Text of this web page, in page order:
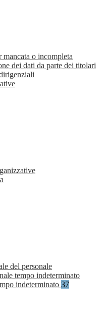
mancata o incompleta
dei dati da parte dei titolari
del personale
tempo indeterminato
indeterminato 37